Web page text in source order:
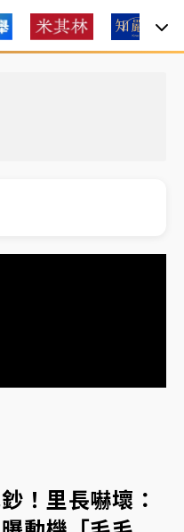
！辜仲諒向法院聲請遭
線上預約開賣一度塞車
！里長嚇壞：